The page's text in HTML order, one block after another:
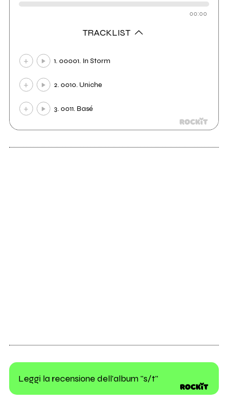
00:00
TRACKLIST
1. 00001. In Storm
2. 0010. Uniche
3. 0011. Basé
Leggi la recensione dell'album "s/t"